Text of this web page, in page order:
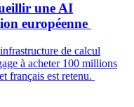
une AI
européenne
de calcul
à acheter 100 millions
français est retenu.